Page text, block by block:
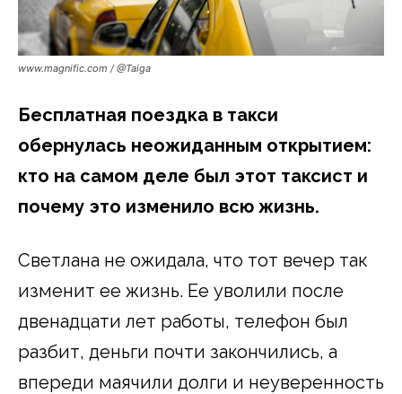
www.magnific.com / @Taiga
Бесплатная поездка в такси
обернулась неожиданным открытием:
кто на самом деле был этот таксист и
почему это изменило всю жизнь.
Светлана не ожидала, что тот вечер так
изменит ее жизнь. Ее уволили после
двенадцати лет работы, телефон был
разбит, деньги почти закончились, а
впереди маячили долги и неуверенность